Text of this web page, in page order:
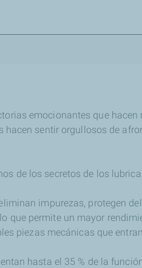
emocionantes que
sentir orgullosos de
de los secretos de los
impurezas, protegen
que permite un mayor
piezas mecánicas que
hasta el 35 % de la